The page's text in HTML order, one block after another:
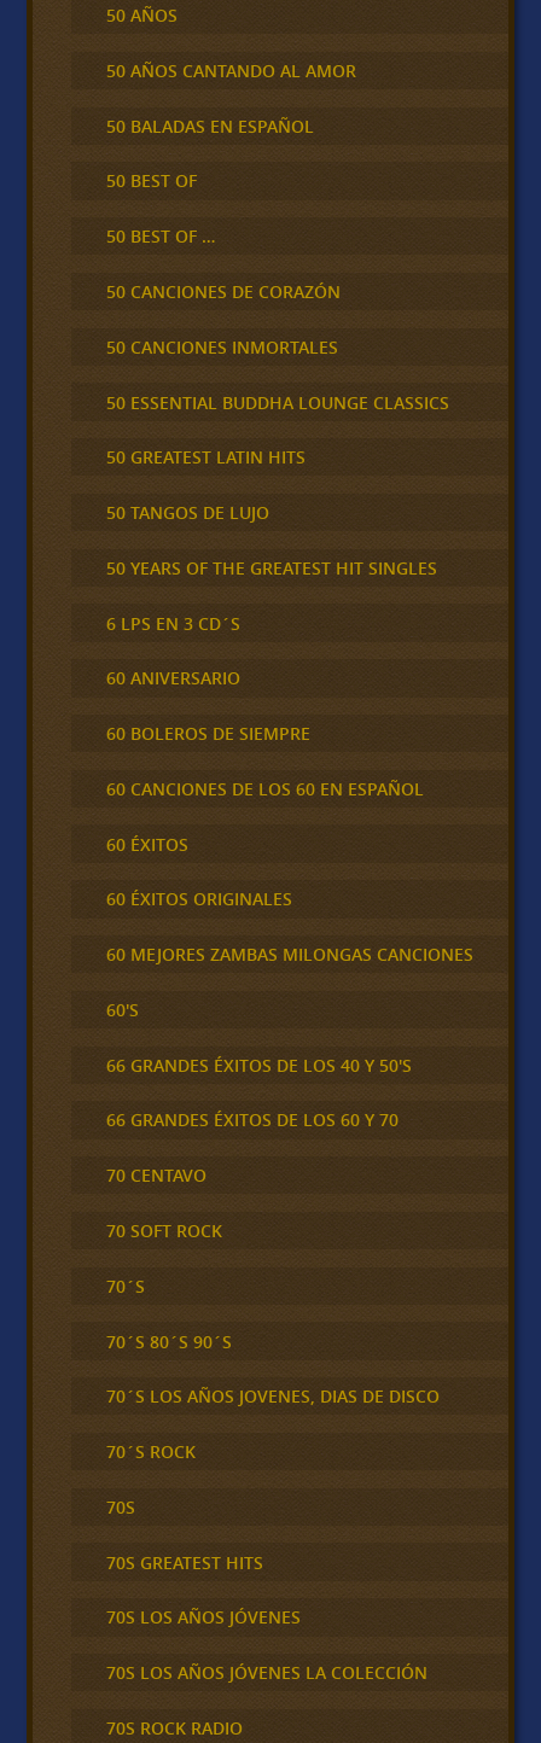
50 AÑOS
50 AÑOS CANTANDO AL AMOR
50 BALADAS EN ESPAÑOL
50 BEST OF
50 BEST OF …
50 CANCIONES DE CORAZÓN
50 CANCIONES INMORTALES
50 ESSENTIAL BUDDHA LOUNGE CLASSICS
50 GREATEST LATIN HITS
50 TANGOS DE LUJO
50 YEARS OF THE GREATEST HIT SINGLES
6 LPS EN 3 CD´S
60 ANIVERSARIO
60 BOLEROS DE SIEMPRE
60 CANCIONES DE LOS 60 EN ESPAÑOL
60 ÉXITOS
60 ÉXITOS ORIGINALES
60 MEJORES ZAMBAS MILONGAS CANCIONES
60'S
66 GRANDES ÉXITOS DE LOS 40 Y 50'S
66 GRANDES ÉXITOS DE LOS 60 Y 70
70 CENTAVO
70 SOFT ROCK
70´S
70´S 80´S 90´S
70´S LOS AÑOS JOVENES, DIAS DE DISCO
70´S ROCK
70S
70S GREATEST HITS
70S LOS AÑOS JÓVENES
70S LOS AÑOS JÓVENES LA COLECCIÓN
70S ROCK RADIO